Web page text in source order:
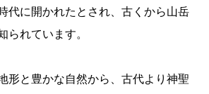
代に開かれたとされ、古くから山岳
られています。
形と豊かな自然から、古代より神聖